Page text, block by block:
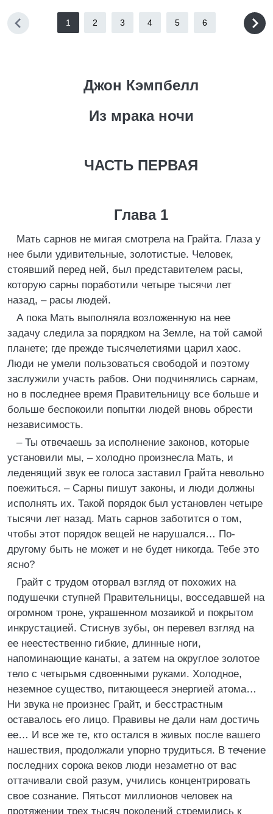
1 2 3 4 5 6
Джон Кэмпбелл
Из мрака ночи
ЧАСТЬ ПЕРВАЯ
Глава 1
Мать сарнов не мигая смотрела на Грайта. Глаза у
нее были удивительные, золотистые. Человек,
стоявший перед ней, был представителем расы,
которую сарны поработили четыре тысячи лет
назад, – расы людей.
А пока Мать выполняла возложенную на нее
задачу следила за порядком на Земле, на той самой
планете; где прежде тысячелетиями царил хаос.
Люди не умели пользоваться свободой и поэтому
заслужили участь рабов. Они подчинялись сарнам,
но в последнее время Правительницу все больше и
больше беспокоили попытки людей вновь обрести
независимость.
– Ты отвечаешь за исполнение законов, которые
установили мы, – холодно произнесла Мать, и
леденящий звук ее голоса заставил Грайта невольно
поежиться. – Сарны пишут законы, и люди должны
исполнять их. Такой порядок был установлен четыре
тысячи лет назад. Мать сарнов заботится о том,
чтобы этот порядок вещей не нарушался… По-
другому быть не может и не будет никогда. Тебе это
ясно?
Грайт с трудом оторвал взгляд от похожих на
подушечки ступней Правительницы, восседавшей на
огромном троне, украшенном мозаикой и покрытом
инкрустацией. Стиснув зубы, он перевел взгляд на
ее неестественно гибкие, длинные ноги,
напоминающие канаты, а затем на округлое золотое
тело с четырьмя сдвоенными руками. Холодное,
неземное существо, питающееся энергией атома…
Ни звука не произнес Грайт, и бесстрастным
оставалось его лицо. Правивы не дали нам достичь
ее… И все же те, кто остался в живых после вашего
нашествия, продолжали упорно трудиться. В течение
последних сорока веков люди незаметно от вас
оттачивали свой разум, учились концентрировать
свое сознание. Пятьсот миллионов человек на
протяжении трех тысяч поколений стремились к